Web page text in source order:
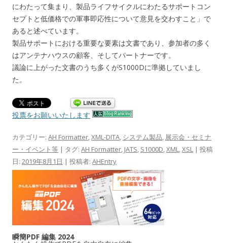
にわたって集まり、製品ライフサイクルにわたるサポートコン
セプトと低価格での軍事即応性について意見を交わすこと」で
あると述べています。
製品サポートにおける重要な要素は文書であり、参加者の多く
はアンテナハウスの顧客、そしてパートナーです。
議論に上がった文書のうち多くがS1000Dに準拠していまし
た。
投票をお願いいたします
カテゴリー: AH Formatter,XML-DITA, システム製品, 展示会・セミナ
ー・イベント等 | タグ: AH Formatter, JATS, S1000D,XML,XSL | 投稿
日: 2019年8月1日 | 投稿者: AHEntry
瞬簡PDF 編集 2024